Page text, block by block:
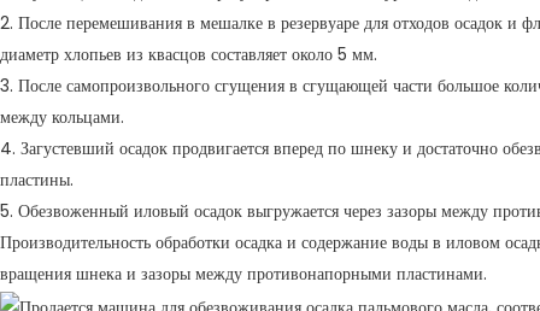
2. После перемешивания в мешалке в резервуаре для отходов осадок и
диаметр хлопьев из квасцов составляет около 5 мм.
3. После самопроизвольного сгущения в сгущающей части большое
между кольцами.
4. Загустевший осадок продвигается вперед по шнеку и достаточно
пластины.
5. Обезвоженный иловый осадок выгружается через зазоры между
Производительность обработки осадка и содержание воды в иловом
вращения шнека и зазоры между противонапорными пластинами.